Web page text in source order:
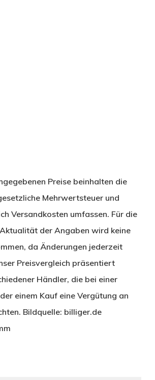
Preise beinhalten die
Mehrwertsteuer und
Versandkosten umfassen. Für die
der Angaben wird keine
da Änderungen jederzeit
Preisvergleich präsentiert
Händler, die bei einer
einem Kauf eine Vergütung an
Bildquelle: billiger.de